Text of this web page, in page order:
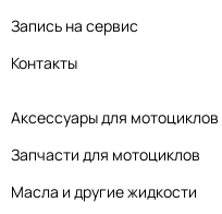
Аксессуары для мотоциклов
Запчасти для мотоциклов
Масла и другие жидкости
Запись на сервис
Контакты